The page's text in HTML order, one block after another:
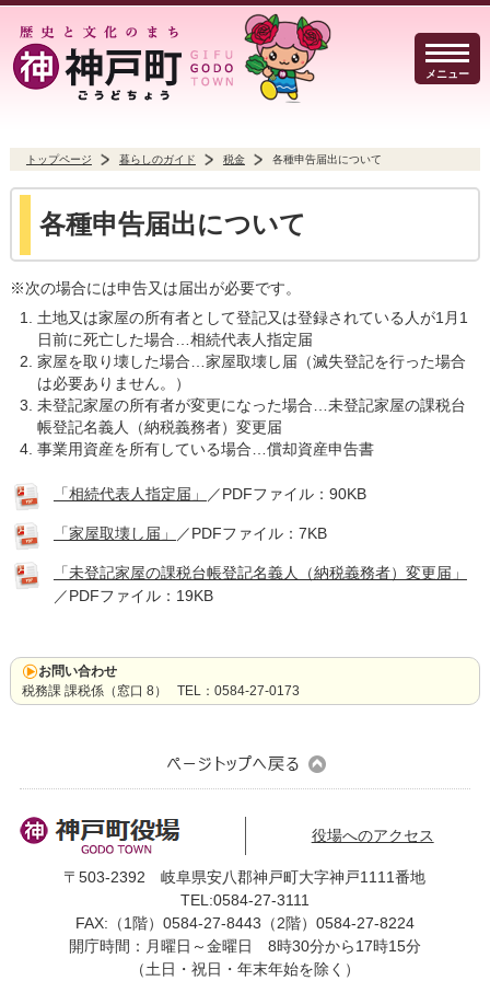
メニュー
暮らしのガイド イベント・観光
事業者の方へ 行政
Select Language ▼
読み上げる
0584-27-3111
トップページへ戻る
トップページ 暮らしのガイド 税金 各種申告届出について
各種申告届出について
※次の場合には申告又は届出が必要です。
土地又は家屋の所有者として登記又は登録されている人が1月1
日前に死亡した場合…相続代表人指定届
家屋を取り壊した場合…家屋取壊し届（滅失登記を行った場合
は必要ありません。）
未登記家屋の所有者が変更になった場合…未登記家屋の課税台
帳登記名義人（納税義務者）変更届
事業用資産を所有している場合…償却資産申告書
「相続代表人指定届」 ／PDFファイル：90KB
「家屋取壊し届」 ／PDFファイル：7KB
「未登記家屋の課税台帳登記名義人（納税義務者）変更届」
／PDFファイル：19KB
お問い合わせ
税務課 課税係（窓口 8） TEL：0584-27-0173
役場へのアクセス
〒503-2392 岐阜県安八郡神戸町大字神戸1111番地
TEL:0584-27-3111
FAX:（1階）0584-27-8443（2階）0584-27-8224
開庁時間：月曜日～金曜日 8時30分から17時15分
（土日・祝日・年末年始を除く）